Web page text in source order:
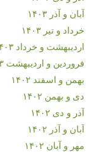
آبان و آذر ۱۴۰۳
خرداد و تیر ۱۴۰۳
اردیبهشت و خرداد ۱۴۰۳
فروردین و اردیبهشت ۱۴۰۳
بهمن و اسفند ۱۴۰۲
دی و بهمن ۱۴۰۲
آذر و دی ۱۴۰۲
آبان و آذر ۱۴۰۲
مهر و آبان ۱۴۰۲